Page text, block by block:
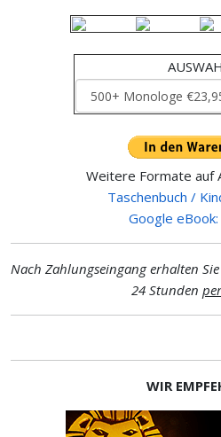
Weitere Formate auf
Taschenbuch /
Google
Nach Zahlungseingang erhalten
24 Stunden
WIR